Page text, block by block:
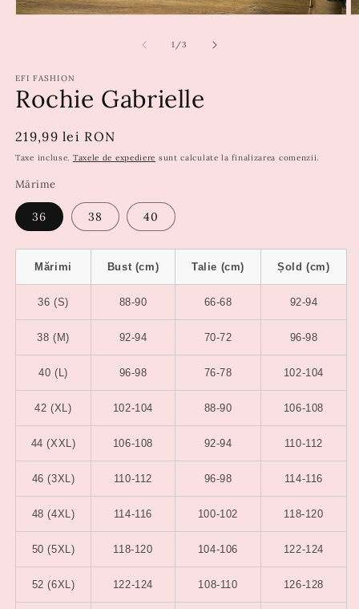
1 /din
3
EFI FASHION
Rochie Gabrielle
Preț
obișnuit
219,99 lei RON
Taxe incluse. Taxele de expediere sunt calculate la finalizarea comenzii.
Mărime
36 38 40
Mărimi Bust (cm) Talie (cm) Șold (cm)
36 (S) 88-90 66-68 92-94
38 (M) 92-94 70-72 96-98
40 (L) 96-98 76-78 102-104
42 (XL) 102-104 88-90 106-108
44 (XXL) 106-108 92-94 110-112
46 (3XL) 110-112 96-98 114-116
48 (4XL) 114-116 100-102 118-120
50 (5XL) 118-120 104-106 122-124
52 (6XL) 122-124 108-110 126-128